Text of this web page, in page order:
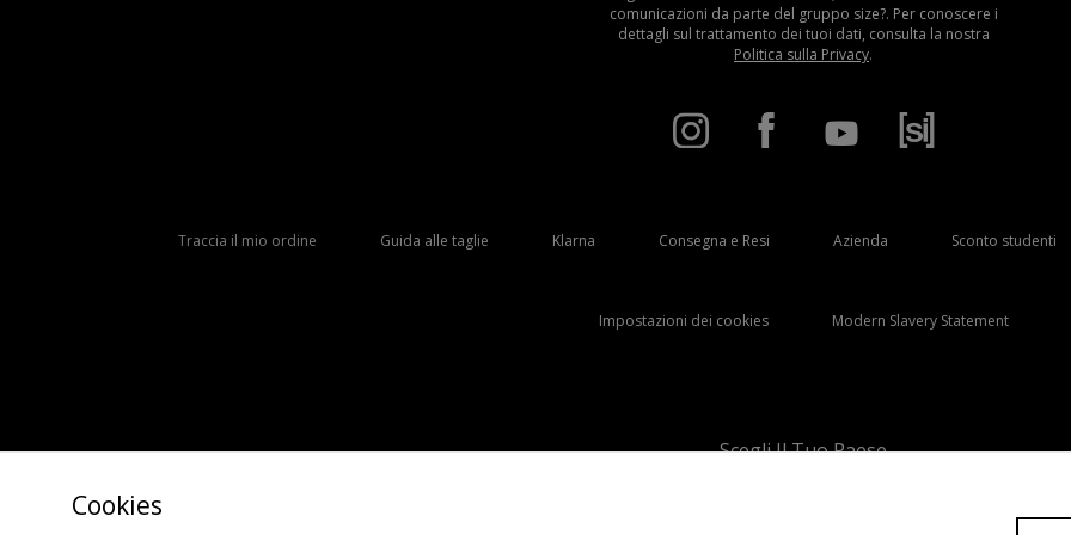
comunicazioni da parte del gruppo size?. Per conoscere i
dettagli sul trattamento dei tuoi dati, consulta la nostra
Politica sulla Privacy.
Traccia il mio ordine Guida alle taglie Klarna Consegna e Resi Azienda Sconto studenti
Impostazioni dei cookies Modern Slavery Statement
Scegli Il Tuo Paese
Cookies